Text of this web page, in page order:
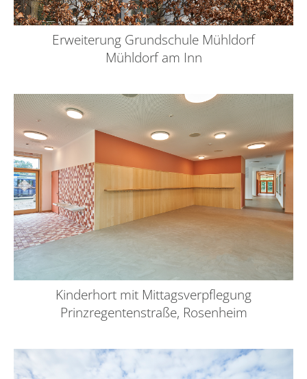
Erweiterung Grundschule Mühldorf
Mühldorf am Inn
Kinderhort mit Mittagsverpflegung
Prinzregentenstraße, Rosenheim